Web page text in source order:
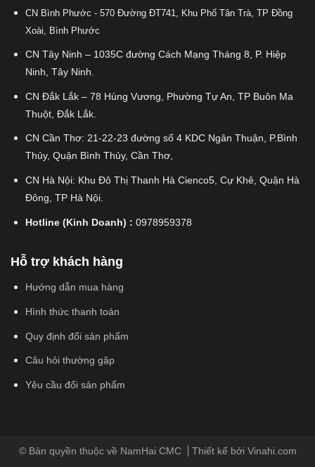
CN Bình Phước - 570 Đường ĐT741, Khu Phố Tân Trà, TP Đồng
Xoài, Bình Phước
CN Tây Ninh – 1035C đường Cách Mạng Tháng 8, P. Hiệp
Ninh, Tây Ninh.
CN Đắk Lắk – 78 Hùng Vương, Phường Tự An, TP Buôn Ma
Thuột, Đắk Lắk.
CN Cần Thơ: 21-22-23 đường số 4 KDC Ngân Thuận, P.Bình
Thủy, Quận Bình Thủy, Cần Thơ,
CN Hà Nội: Khu Đô Thị Thanh Hà Cienco5, Cự Khê, Quận Hà
Đông, TP Hà Nội.
Hotline (Kinh Doanh) : 0978959378
Hỗ trợ khách hàng
Hướng dẫn mua hàng
Hình thức thanh toán
Quy định đổi sản phẩm
Câu hỏi thường gặp
Yêu cầu đổi sản phẩm
© Bản quyền thuộc về NamHai CMC Thiết kế bởi Vinahi.com